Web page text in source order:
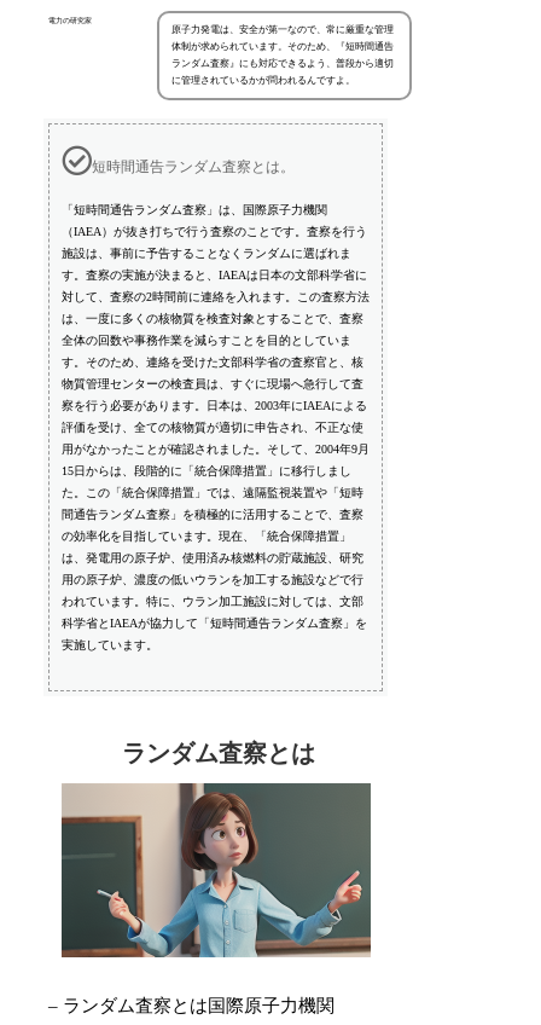
電力の研究家
原子力発電は、安全が第一なので、常に厳重な管理
体制が求められています。そのため、『短時間通告
ランダム査察』にも対応できるよう、普段から適切
に管理されているかが問われるんですよ。
短時間通告ランダム査察とは。
「短時間通告ランダム査察」は、国際原子力機関
（IAEA）が抜き打ちで行う査察のことです。査察を行う
施設は、事前に予告することなくランダムに選ばれま
す。査察の実施が決まると、IAEAは日本の文部科学省に
対して、査察の2時間前に連絡を入れます。この査察方法
は、一度に多くの核物質を検査対象とすることで、査察
全体の回数や事務作業を減らすことを目的としていま
す。そのため、連絡を受けた文部科学省の査察官と、核
物質管理センターの検査員は、すぐに現場へ急行して査
察を行う必要があります。日本は、2003年にIAEAによる
評価を受け、全ての核物質が適切に申告され、不正な使
用がなかったことが確認されました。そして、2004年9月
15日からは、段階的に「統合保障措置」に移行しまし
た。この「統合保障措置」では、遠隔監視装置や「短時
間通告ランダム査察」を積極的に活用することで、査察
の効率化を目指しています。現在、「統合保障措置」
は、発電用の原子炉、使用済み核燃料の貯蔵施設、研究
用の原子炉、濃度の低いウランを加工する施設などで行
われています。特に、ウラン加工施設に対しては、文部
科学省とIAEAが協力して「短時間通告ランダム査察」を
実施しています。
ランダム査察とは
– ランダム査察とは国際原子力機関